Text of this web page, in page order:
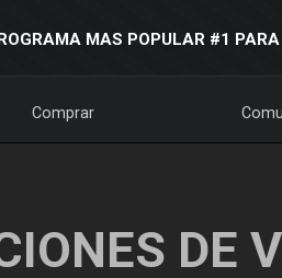
MAS POPULAR #1
Comprar
DE